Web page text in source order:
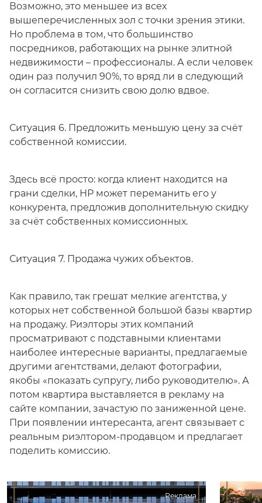
Возможно, это меньшее из всех
вышеперечисленных зол с точки зрения этики.
Но проблема в том, что большинство
посредников, работающих на рынке элитной
недвижимости – профессионалы. А если человек
один раз получил 90%, то вряд ли в следующий
он согласится снизить свою долю вдвое.
Ситуация 6. Предложить меньшую цену за счёт
собственной комиссии.
Здесь всё просто: когда клиент находится на
грани сделки, НР может переманить его у
конкурента, предложив дополнительную скидку
за счёт собственных комиссионных.
Ситуация 7. Продажа чужих объектов.
Как правило, так грешат мелкие агентства, у
которых нет собственной большой базы квартир
на продажу. Риэлторы этих компаний
просматривают с подставными клиентами
наиболее интересные варианты, предлагаемые
другими агентствами, делают фотографии,
якобы «показать супругу, либо руководителю». А
потом квартира выставляется в рекламу на
сайте компании, зачастую по заниженной цене.
При появлении интересанта, агент связывает с
реальным риэлтором-продавцом и предлагает
поделить комиссию.
Реклама